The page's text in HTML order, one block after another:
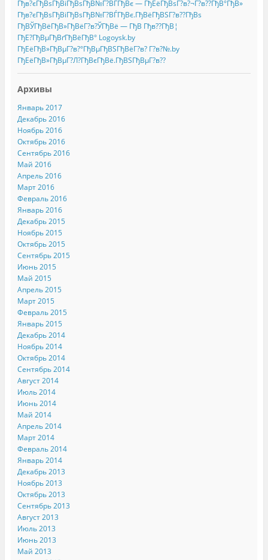
Гђв?єГђВѕГђВіГђВѕГђВ№Г?ВЃГђВє — ГђЕёГђВѕГ?в?¬Г?в??ГђВ°ГђВ»
Гђв?єГђВѕГђВіГђВѕГђВ№Г?ВЃГђВє.ГђВёГђВЅГ?в??ГђВѕ
ГђВЎГђВёГђВ»ГђВёГ?в?ЎГђВё — ГђВ Гђв??ГђВ¦
ГђЕ?ГђВµГђВґГђВёГђВ° Logoysk.by
ГђЕёГђВ»ГђВµГ?в?°ГђВµГђВЅГђВёГ?в? Г?в?№.by
ГђЕёГђВ»ГђВµГ?Л?ГђВєГђВё.ГђВЅГђВµГ?в??
Архивы
Январь 2017
Декабрь 2016
Ноябрь 2016
Октябрь 2016
Сентябрь 2016
Май 2016
Апрель 2016
Март 2016
Февраль 2016
Январь 2016
Декабрь 2015
Ноябрь 2015
Октябрь 2015
Сентябрь 2015
Июнь 2015
Май 2015
Апрель 2015
Март 2015
Февраль 2015
Январь 2015
Декабрь 2014
Ноябрь 2014
Октябрь 2014
Сентябрь 2014
Август 2014
Июль 2014
Июнь 2014
Май 2014
Апрель 2014
Март 2014
Февраль 2014
Январь 2014
Декабрь 2013
Ноябрь 2013
Октябрь 2013
Сентябрь 2013
Август 2013
Июль 2013
Июнь 2013
Май 2013